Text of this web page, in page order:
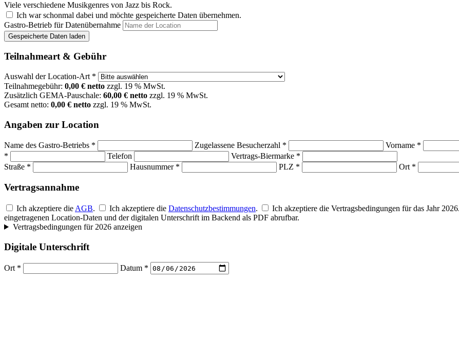
Viele verschiedene Musikgenres von Jazz bis Rock.
Ich war schonmal dabei und möchte gespeicherte Daten übernehmen.
Gastro-Betrieb für Datenübernahme
Gespeicherte Daten laden
Teilnahmeart & Gebühr
Auswahl der Location-Art *
Teilnahmegebühr: 0,00 € netto zzgl. 19 % MwSt.
Zusätzlich GEMA-Pauschale: 60,00 € netto zzgl. 19 % MwSt.
Gesamt netto: 0,00 € netto zzgl. 19 % MwSt.
Angaben zur Location
Name des Gastro-Betriebs * Zugelassene Besucherzahl * Vorname *
*
Telefon
Vertrags-Biermarke *
Straße *
Hausnummer * PLZ * Ort *
Vertragsannahme
Ich akzeptiere die AGB. Ich akzeptiere die Datenschutzbestimmungen.
Ich akzeptiere die Vertragsbedingungen für das Jahr
eingetragenen Location-Daten und der digitalen Unterschrift im Backend als PDF abrufbar.
Vertragsbedingungen für 2026 anzeigen
Digitale Unterschrift
Ort * Datum *